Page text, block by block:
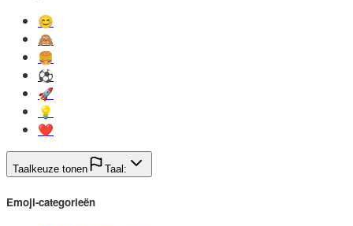
😊️
🙈️
🍔️
⚽️
🚀️
💡️
❤️
Taalkeuze tonen Taal:
Emoji-categorieën